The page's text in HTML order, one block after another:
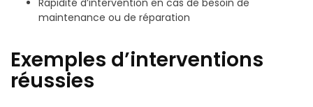
Rapidité d’intervention en cas de besoin de
maintenance ou de réparation
Exemples d’interventions
réussies